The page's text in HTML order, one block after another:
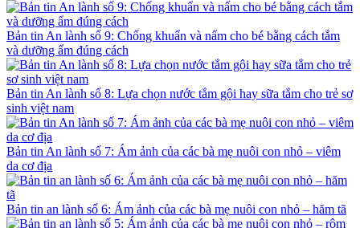
Bản tin An lành số 9: Chống khuẩn và nấm cho bé bằng cách tắm
và dưỡng ẩm đúng cách
Bản tin An lành số 8: Lựa chọn nước tắm gội hay sữa tắm cho trẻ sơ
sinh việt nam
Bản tin An lành số 7: Ám ảnh của các bà mẹ nuôi con nhỏ – viêm
da cơ địa
Bản tin an lành số 6: Ám ảnh của các bà mẹ nuôi con nhỏ – hăm tã